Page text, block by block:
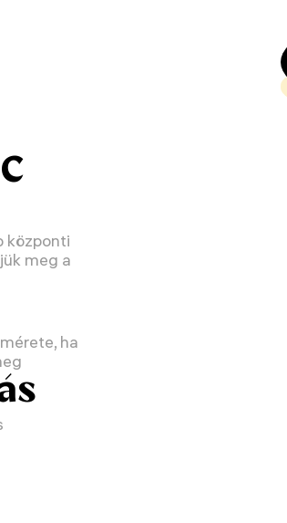
központi
meg a
ha